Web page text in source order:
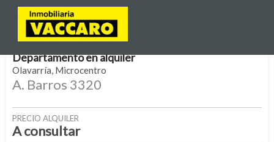
Departamentoenalquiler
Olavarría Microcentro
A. Barros 3320
PRECIO ALQUILER
A consultar